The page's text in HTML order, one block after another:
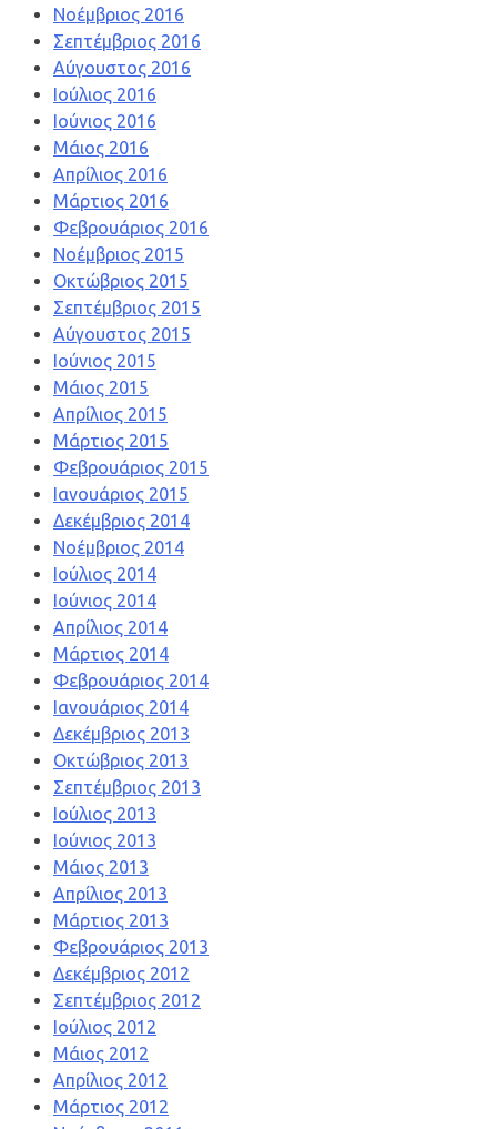
Νοέμβριος 2016
Σεπτέμβριος 2016
Αύγουστος 2016
Ιούλιος 2016
Ιούνιος 2016
Μάιος 2016
Απρίλιος 2016
Μάρτιος 2016
Φεβρουάριος 2016
Νοέμβριος 2015
Οκτώβριος 2015
Σεπτέμβριος 2015
Αύγουστος 2015
Ιούνιος 2015
Μάιος 2015
Απρίλιος 2015
Μάρτιος 2015
Φεβρουάριος 2015
Ιανουάριος 2015
Δεκέμβριος 2014
Νοέμβριος 2014
Ιούλιος 2014
Ιούνιος 2014
Απρίλιος 2014
Μάρτιος 2014
Φεβρουάριος 2014
Ιανουάριος 2014
Δεκέμβριος 2013
Οκτώβριος 2013
Σεπτέμβριος 2013
Ιούλιος 2013
Ιούνιος 2013
Μάιος 2013
Απρίλιος 2013
Μάρτιος 2013
Φεβρουάριος 2013
Δεκέμβριος 2012
Σεπτέμβριος 2012
Ιούλιος 2012
Μάιος 2012
Απρίλιος 2012
Μάρτιος 2012